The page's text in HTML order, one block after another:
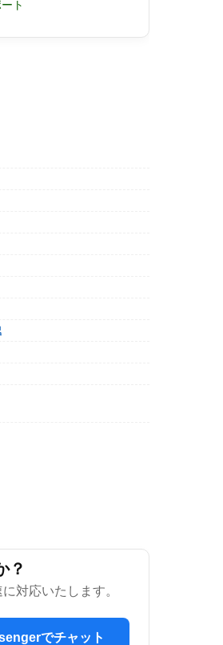
ト
？
対応いたします。
でチャット